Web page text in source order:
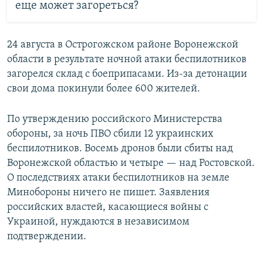
еще может загореться?
24 августа в Острогожском районе Воронежской
области в результате ночной атаки беспилотников
загорелся склад с боеприпасами. Из-за детонации
свои дома покинули более 600 жителей.
По утверждению российского Министерства
обороны, за ночь ПВО сбили 12 украинских
беспилотников. Восемь дронов были сбиты над
Воронежской областью и четыре — над Ростовской.
О последствиях атаки беспилотников на земле
Минобороны ничего не пишет. Заявления
российских властей, касающиеся войны с
Украиной, нуждаются в независимом
подтверждении.